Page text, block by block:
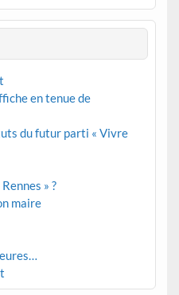
en tenue de
du futur parti « Vivre
» ?
maire